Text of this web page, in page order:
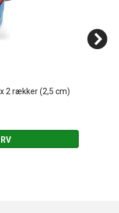
2 rækker (2,5 cm)